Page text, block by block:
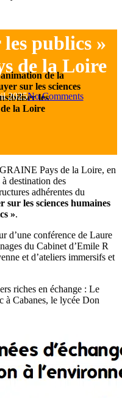
publics »
de la Loire
2025No Comments
de la
sur les sciences
les
la Loire
Pays de la Loire, en
destination des
adhérentes du
sur les sciences humaines
».
d’une conférence de Laure
du Cabinet d’Emile R
et d’ateliers immersifs et
riches en échange : Le
à Cabanes, le lycée Don